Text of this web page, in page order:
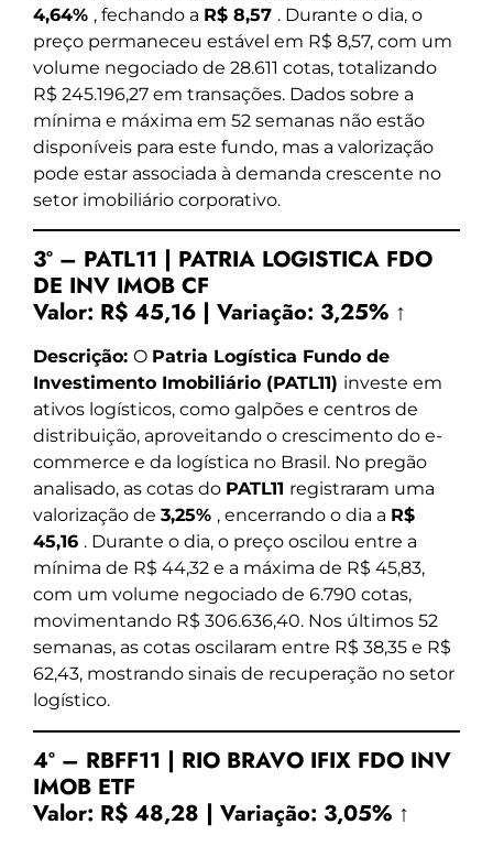
4,64% , fechando a R$ 8,57 . Durante o dia, o
preço permaneceu estável em R$ 8,57, com um
volume negociado de 28.611 cotas, totalizando
R$ 245.196,27 em transações. Dados sobre a
mínima e máxima em 52 semanas não estão
disponíveis para este fundo, mas a valorização
pode estar associada à demanda crescente no
setor imobiliário corporativo.
3º – PATL11 | PATRIA LOGISTICA FDO
DE INV IMOB CF
Valor: R$ 45,16 | Variação: 3,25% ↑
Descrição: O Patria Logística Fundo de
Investimento Imobiliário (PATL11) investe em
ativos logísticos, como galpões e centros de
distribuição, aproveitando o crescimento do e-
commerce e da logística no Brasil. No pregão
analisado, as cotas do PATL11 registraram uma
valorização de 3,25% , encerrando o dia a R$
45,16 . Durante o dia, o preço oscilou entre a
mínima de R$ 44,32 e a máxima de R$ 45,83,
com um volume negociado de 6.790 cotas,
movimentando R$ 306.636,40. Nos últimos 52
semanas, as cotas oscilaram entre R$ 38,35 e R$
62,43, mostrando sinais de recuperação no setor
logístico.
4º – RBFF11 | RIO BRAVO IFIX FDO INV
IMOB ETF
Valor: R$ 48,28 | Variação: 3,05% ↑